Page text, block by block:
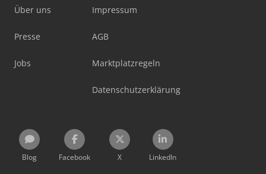
Über uns
Presse
Jobs
Impressum
AGB
Marktplatzregeln
Datenschutzerklärung
Blog Facebook X LinkedIn